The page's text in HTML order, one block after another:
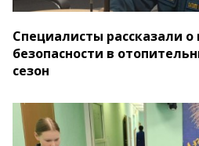
Специалисты рассказали
безопасности в
сезон